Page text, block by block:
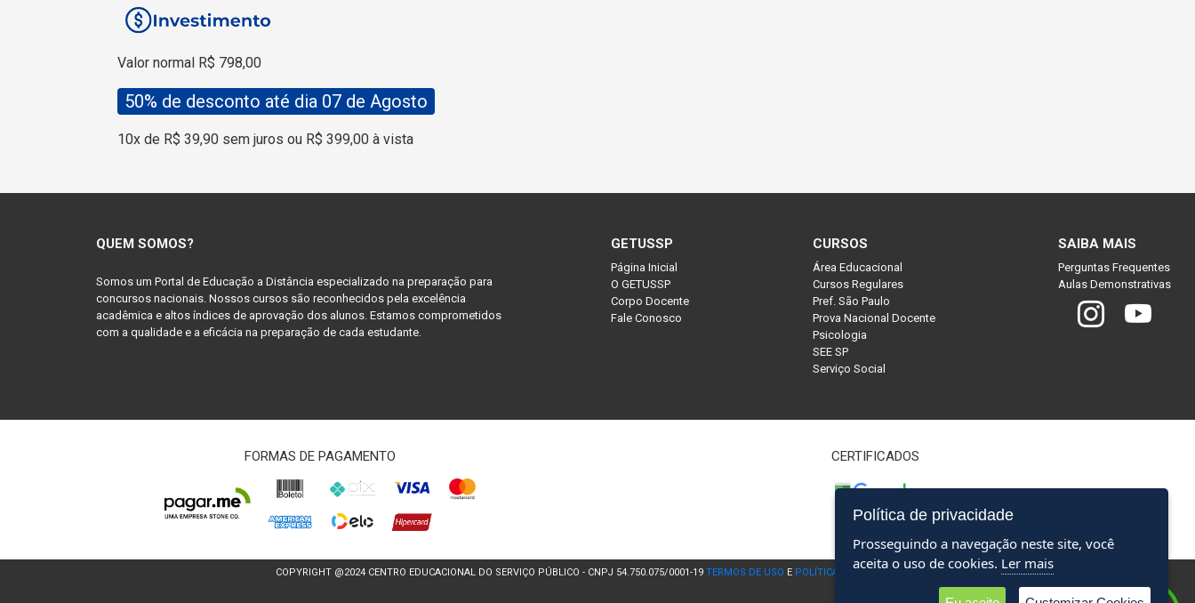
Valor normal R$ 798,00
50% de desconto até dia 07 de Agosto
10x de R$ 39,90 sem juros ou R$ 399,00 à vista
QUEM SOMOS?
Somos um Portal de Educação a Distância especializado na preparação para
concursos nacionais. Nossos cursos são reconhecidos pela excelência
acadêmica e altos índices de aprovação dos alunos. Estamos comprometidos
com a qualidade e a eficácia na preparação de cada estudante.
GETUSSP
Página Inicial
O GETUSSP
Corpo Docente
Fale Conosco
CURSOS
Área Educacional
Cursos Regulares
Pref. São Paulo
Prova Nacional Docente
Psicologia
SEE SP
Serviço Social
SAIBA MAIS
Perguntas Frequentes
Aulas Demonstrativas
FORMAS DE PAGAMENTO CERTIFICADOS
COPYRIGHT @2024 CENTRO EDUCACIONAL DO SERVIÇO PÚBLICO - CNPJ 54.750.075/0001-19 TERMOS DE USO E POLÍTICA DE PRIVACIDADE
Política de privacidade
Prosseguindo a navegação neste site, você
aceita o uso de cookies. Ler mais